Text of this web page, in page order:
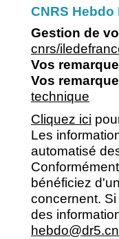
CNRS
Gestion de
cnrs/
Vos
Vos
technique
Cliquez ici
Les
automatisé
bénéficiez
concernent.
des